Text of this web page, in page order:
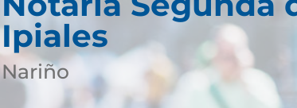
Ipiales
Nariño